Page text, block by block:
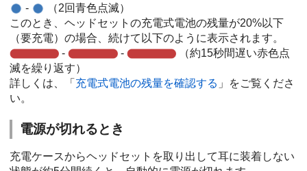
-
（2回青色点滅）
このとき、ヘッドセットの充電式電池の残量が20%以下
（要充電）の場合、続けて以下のように表示されます。
-
-
（約15秒間遅い赤色点
滅を繰り返す）
詳しくは、「 充電式電池の残量を確認する 」をご覧くださ
い。
電源が切れるとき
充電ケースからヘッドセットを取り出して耳に装着しない